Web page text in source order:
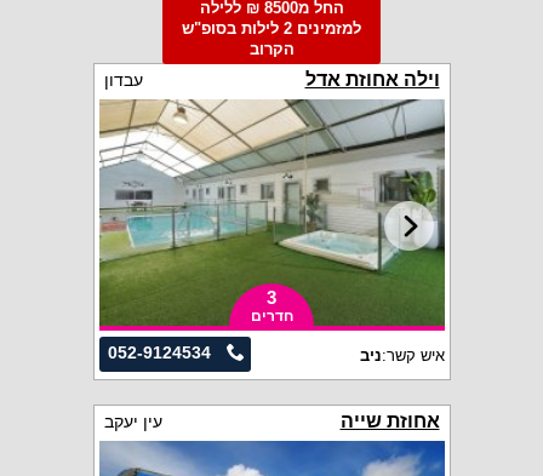
החל מ8500 ₪ ללילה
למזמינים 2 לילות בסופ"ש
הקרוב
וילה אחוזת אדל עבדון
3
חדרים
052-9124534 איש קשר:ניב
אחוזת שייה עין יעקב